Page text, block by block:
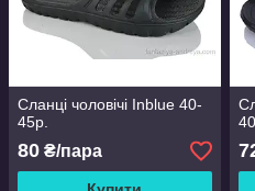
Сланці чоловічі Inblue 40-
45р.
80 ₴/пара